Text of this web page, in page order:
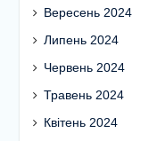
Вересень 2024
Липень 2024
Червень 2024
Травень 2024
Квітень 2024